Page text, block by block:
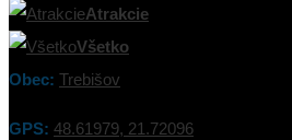
Atrakcie
Všetko
Obec: Trebišov
GPS: 48.61979, 21.72096